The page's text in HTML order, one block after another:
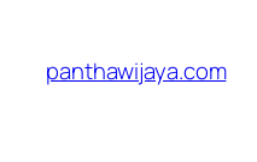
konten
panthawijaya.com